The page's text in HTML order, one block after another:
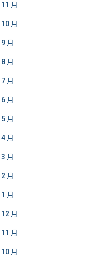
月
月
月
月
月
月
月
月
月
月
月
月
月
月